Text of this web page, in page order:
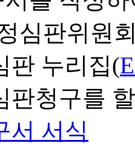
심판위원
판 누리집(
판청구를
서 서식